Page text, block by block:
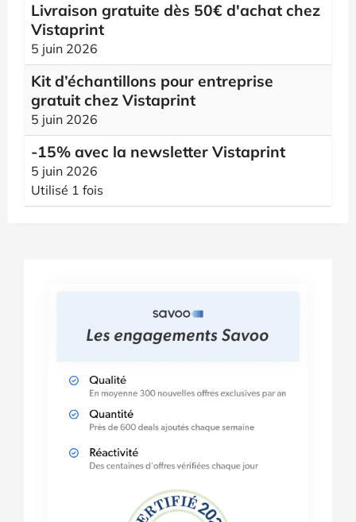
Livraison gratuite dès 50€ d'achat chez
Vistaprint
5 juin 2026
Kit d’échantillons pour entreprise
gratuit chez Vistaprint
5 juin 2026
-15% avec la newsletter Vistaprint
5 juin 2026
Utilisé 1 fois